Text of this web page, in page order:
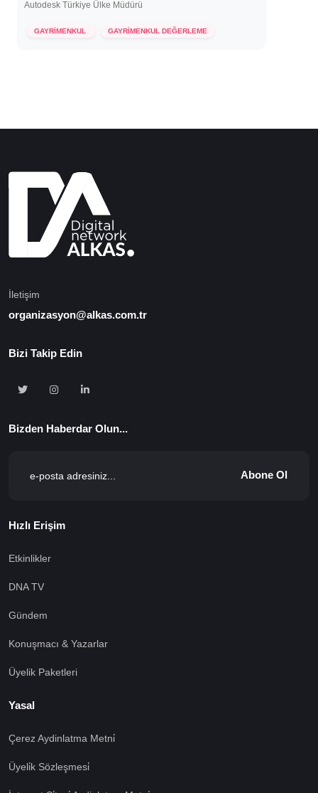
Autodesk Türkiye Ülke Müdürü
GAYRİMENKUL GAYRİMENKUL DEĞERLEME
İletişim
organizasyon@alkas.com.tr
Bizi Takip Edin
Bizden Haberdar Olun...
Abone Ol
Hızlı Erişim
Etkinlikler
DNA TV
Gündem
Konuşmacı & Yazarlar
Üyelik Paketleri
Yasal
Çerez Aydinlatma Metni̇
Üyeli̇k Sözleşmesi̇